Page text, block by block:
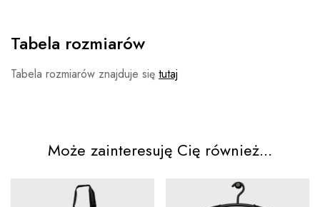
Tabela rozmiarów
Tabela rozmiarów znajduje się tutaj
Może zainteresuję Cię również...